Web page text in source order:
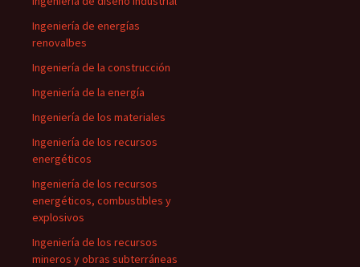
Ingeniería de energías
renovalbes
Ingeniería de la construcción
Ingeniería de la energía
Ingeniería de los materiales
Ingeniería de los recursos
energéticos
Ingeniería de los recursos
energéticos, combustibles y
explosivos
Ingeniería de los recursos
mineros y obras subterráneas